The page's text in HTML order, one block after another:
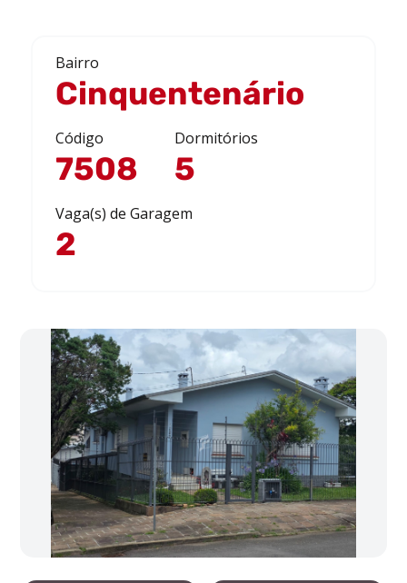
Bairro
Cinquentenário
Código
7508
Dormitórios
5
Vaga(s) de Garagem
2